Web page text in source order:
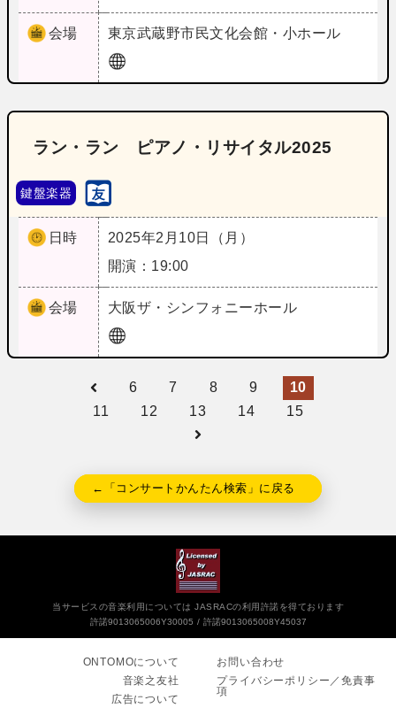
会場 東京武蔵野市民文化会館・小ホール
ラン・ラン ピアノ・リサイタル2025
鍵盤楽器
日時
2025年2月10日（月）
開演：19:00
会場 大阪ザ・シンフォニーホール
6 7 8 9
10
11
12 13 14 15
←「コンサートかんたん検索」に戻る
当サービスの音楽利用については JASRACの利用許諾を得ております
許諾9013065006Y30005
許諾9013065008Y45037
ONTOMOについて
音楽之友社
広告について
お問い合わせ
プライバシーポリシー／免責事
項